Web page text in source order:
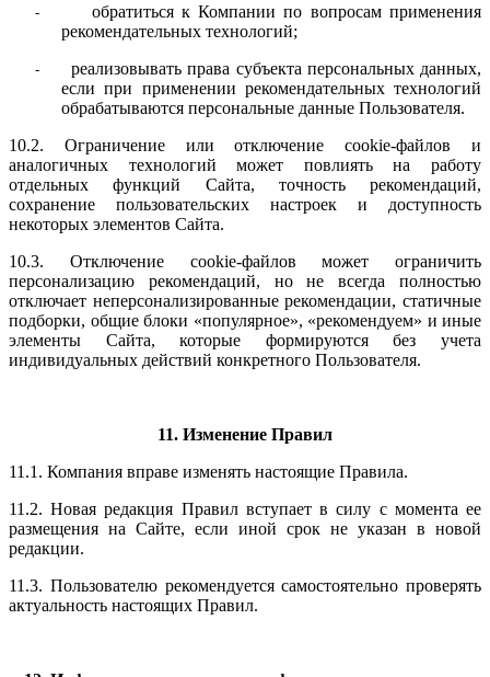
-
обратиться к Компании по вопросам применения
рекомендательных технологий;
-
реализовывать права субъекта персональных данных,
если при применении рекомендательных технологий
обрабатываются персональные данные Пользователя.
10.2. Ограничение или отключение cookie-файлов и
аналогичных технологий может повлиять на работу
отдельных функций Сайта, точность рекомендаций,
сохранение пользовательских настроек и доступность
некоторых элементов Сайта.
10.3. Отключение cookie-файлов может ограничить
персонализацию рекомендаций, но не всегда полностью
отключает неперсонализированные рекомендации, статичные
подборки, общие блоки «популярное», «рекомендуем» и иные
элементы Сайта, которые формируются без учета
индивидуальных действий конкретного Пользователя.
11. Изменение Правил
11.1. Компания вправе изменять настоящие Правила.
11.2. Новая редакция Правил вступает в силу с момента ее
размещения на Сайте, если иной срок не указан в новой
редакции.
11.3. Пользователю рекомендуется самостоятельно проверять
актуальность настоящих Правил.